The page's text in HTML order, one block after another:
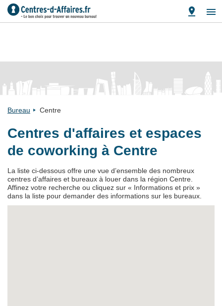
Bureau Centre
Centres d'affaires et espaces
de coworking à Centre
La liste ci-dessous offre une vue d’ensemble des nombreux
centres d’affaires et bureaux à louer dans la région Centre.
Affinez votre recherche ou cliquez sur « Informations et prix »
dans la liste pour demander des informations sur les bureaux.